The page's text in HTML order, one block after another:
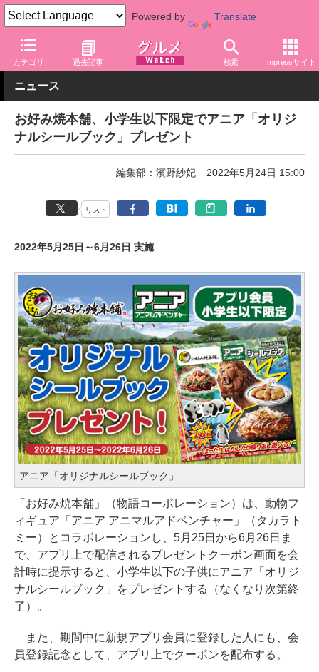
Powered by Translate
カテゴリ 過去記事 検索 Impressサイト
グルメ Watch 店舗 レストラン
ニュース
お好み焼本舗、小学生以下限定でアニア「オリジ
ナルシールブック」プレゼント
編集部：濱野紗妃 2022年5月24日 15:00
リスト
2022年5月25日～6月26日 実施
アニア「オリジナルシールブック」
「お好み焼本舗」（物語コーポレーション）は、動物フ
ィギュア「アニア アニマルアドベンチャー」（タカラト
ミー）とコラボレーションし、5月25日から6月26日ま
で、アプリ上で配信されるプレゼントクーポン画面を会
計時に提示すると、小学生以下の子供にアニア「オリジ
ナルシールブック」をプレゼントする（なくなり次第終
了）。
また、期間中に新規アプリ会員に登録した人にも、会
員登録記念として、アプリ上でクーポンを配布する。